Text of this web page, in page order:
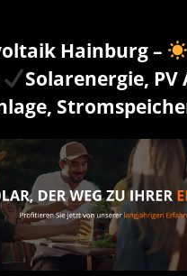
Hainburg –
Solarenergie, PV